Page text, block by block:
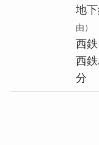
地
由）
西
西
分